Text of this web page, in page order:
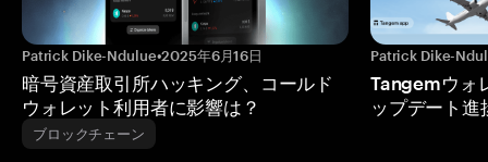
Patrick Dike-Ndulue•2025年6月16日
暗号資産取引所ハッキング、コールド
ウォレット利用者に影響は？
ブロックチェーン
Patrick Dike-
Tangemウォ
ップデート進